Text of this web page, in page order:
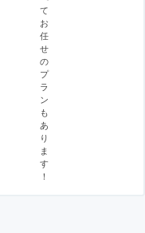
て
お
任
せ
の
プ
ラ
ン
も
あ
り
ま
す
！